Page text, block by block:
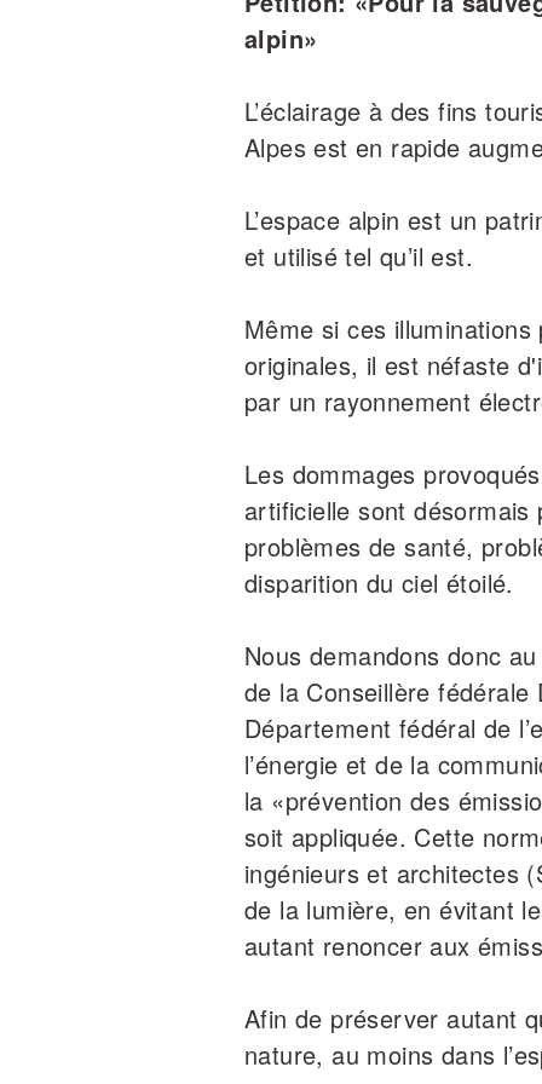
alpin»
L’éclairage à des fins
Alpes est en rapide
L’espace alpin est un
et utilisé tel qu’il est.
Même si ces
originales, il est néfaste
par un rayonnement
Les dommages
artificielle sont
problèmes de santé,
disparition du ciel étoilé.
Nous demandons donc
de la Conseillère
Département fédéral de
l’énergie et de la
la «prévention des
soit appliquée. Cette
ingénieurs et architectes
de la lumière, en évitant
autant renoncer aux
Afin de préserver autant
nature, au moins dans